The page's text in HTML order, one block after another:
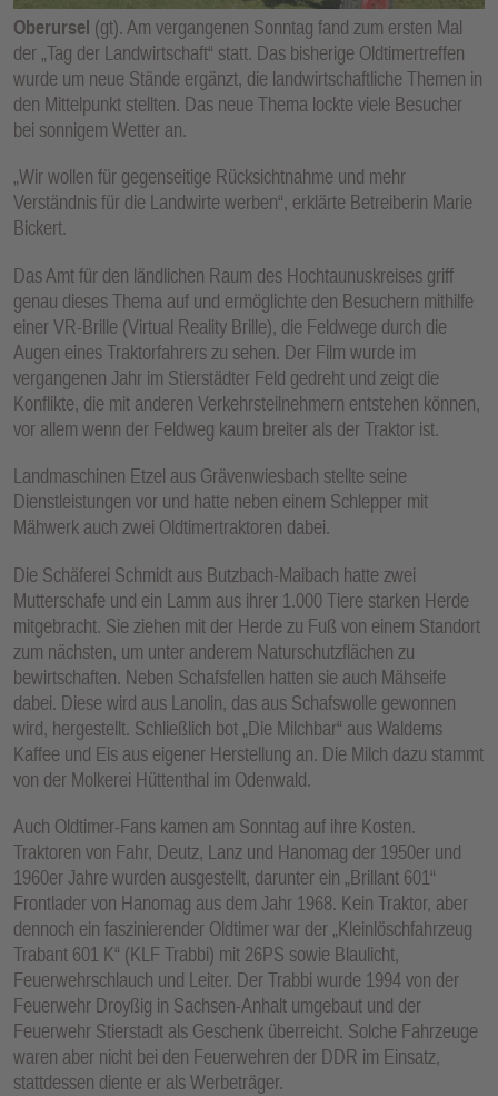
Oberursel (gt). Am vergangenen Sonntag fand zum ersten Mal
der „Tag der Landwirtschaft“ statt. Das bisherige Oldtimertreffen
wurde um neue Stände ergänzt, die landwirtschaftliche Themen in
den Mittelpunkt stellten. Das neue Thema lockte viele Besucher
bei sonnigem Wetter an.
„Wir wollen für gegenseitige Rücksichtnahme und mehr
Verständnis für die Landwirte werben“, erklärte Betreiberin Marie
Bickert.
Das Amt für den ländlichen Raum des Hochtaunuskreises griff
genau dieses Thema auf und ermöglichte den Besuchern mithilfe
einer VR-Brille (Virtual Reality Brille), die Feldwege durch die
Augen eines Traktorfahrers zu sehen. Der Film wurde im
vergangenen Jahr im Stierstädter Feld gedreht und zeigt die
Konflikte, die mit anderen Verkehrsteilnehmern entstehen können,
vor allem wenn der Feldweg kaum breiter als der Traktor ist.
Landmaschinen Etzel aus Grävenwiesbach stellte seine
Dienstleistungen vor und hatte neben einem Schlepper mit
Mähwerk auch zwei Oldtimertraktoren dabei.
Die Schäferei Schmidt aus Butzbach-Maibach hatte zwei
Mutterschafe und ein Lamm aus ihrer 1.000 Tiere starken Herde
mitgebracht. Sie ziehen mit der Herde zu Fuß von einem Standort
zum nächsten, um unter anderem Naturschutzflächen zu
bewirtschaften. Neben Schafsfellen hatten sie auch Mähseife
dabei. Diese wird aus Lanolin, das aus Schafswolle gewonnen
wird, hergestellt. Schließlich bot „Die Milchbar“ aus Waldems
Kaffee und Eis aus eigener Herstellung an. Die Milch dazu stammt
von der Molkerei Hüttenthal im Odenwald.
Auch Oldtimer-Fans kamen am Sonntag auf ihre Kosten.
Traktoren von Fahr, Deutz, Lanz und Hanomag der 1950er und
1960er Jahre wurden ausgestellt, darunter ein „Brillant 601“
Frontlader von Hanomag aus dem Jahr 1968. Kein Traktor, aber
dennoch ein faszinierender Oldtimer war der „Kleinlöschfahrzeug
Trabant 601 K“ (KLF Trabbi) mit 26PS sowie Blaulicht,
Feuerwehrschlauch und Leiter. Der Trabbi wurde 1994 von der
Feuerwehr Droyßig in Sachsen-Anhalt umgebaut und der
Feuerwehr Stierstadt als Geschenk überreicht. Solche Fahrzeuge
waren aber nicht bei den Feuerwehren der DDR im Einsatz,
stattdessen diente er als Werbeträger.
E
N